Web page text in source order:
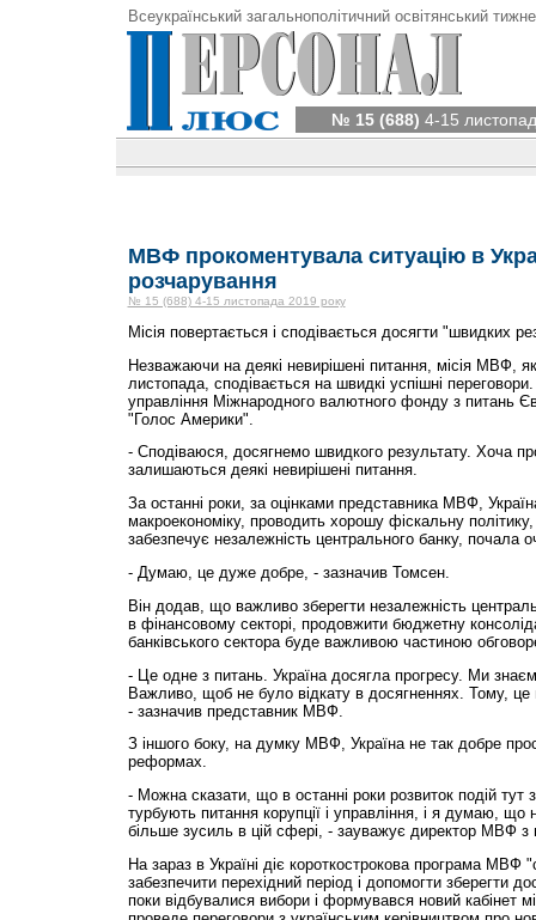
Всеукраїнський загальнополітичний освітянський
№ 15 (688) 4-15
МВФ прокоментувала ситуацію в
розчарування
№ 15 (688) 4-15 листопада 2019 року
Місія повертається і сподівається досягти "швидких
Незважаючи на деякі невирішені питання, місія МВФ,
листопада, сподівається на швидкі успішні
управління Міжнародного валютного фонду з питань
"Голос Америки".
- Сподіваюся, досягнемо швидкого результату. Хоча
залишаються деякі невирішені питання.
За останні роки, за оцінками представника МВФ,
макроекономіку, проводить хорошу фіскальну
забезпечує незалежність центрального банку, почала
- Думаю, це дуже добре, - зазначив Томсен.
Він додав, що важливо зберегти незалежність
в фінансовому секторі, продовжити бюджетну
банківського сектора буде важливою частиною
- Це одне з питань. Україна досягла прогресу. Ми
Важливо, щоб не було відкату в досягненнях. Тому, це
- зазначив представник МВФ.
З іншого боку, на думку МВФ, Україна не так добре
реформах.
- Можна сказати, що в останні роки розвиток подій тут
турбують питання корупції і управління, і я думаю,
більше зусиль в цій сфері, - зауважує директор МВФ з
На зараз в Україні діє короткострокова програма МВФ
забезпечити перехідний період і допомогти зберегти
поки відбувалися вибори і формувався новий кабінет